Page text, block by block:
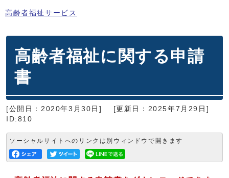
高齢者福祉サービス
高齢者福祉に関する申請
書
[公開日：2020年3月30日]
[更新日：2025年7月29日]
ID:810
ソーシャルサイトへのリンクは別ウィンドウで開きます